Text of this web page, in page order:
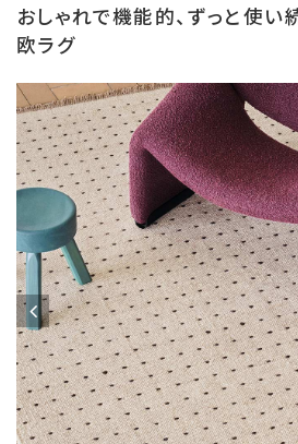
おしゃれで機能的、ずっと使
欧ラグ